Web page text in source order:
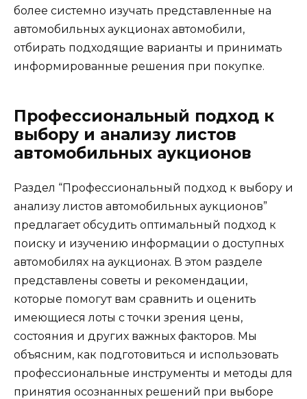
более системно изучать представленные на
автомобильных аукционах автомобили,
отбирать подходящие варианты и принимать
информированные решения при покупке.
Профессиональный подход к
выбору и анализу листов
автомобильных аукционов
Раздел “Профессиональный подход к выбору и
анализу листов автомобильных аукционов”
предлагает обсудить оптимальный подход к
поиску и изучению информации о доступных
автомобилях на аукционах. В этом разделе
представлены советы и рекомендации,
которые помогут вам сравнить и оценить
имеющиеся лоты с точки зрения цены,
состояния и других важных факторов. Мы
объясним, как подготовиться и использовать
профессиональные инструменты и методы для
принятия осознанных решений при выборе